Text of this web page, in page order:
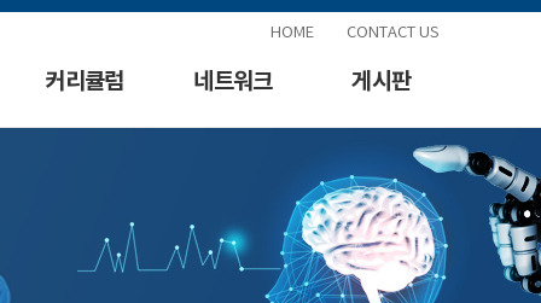
HOME CONTACT US
커리큘럼 네트워크 게시판